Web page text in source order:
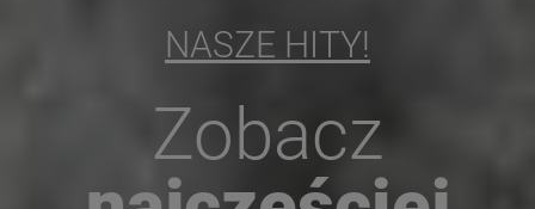
NASZE HITY!
Zobacz